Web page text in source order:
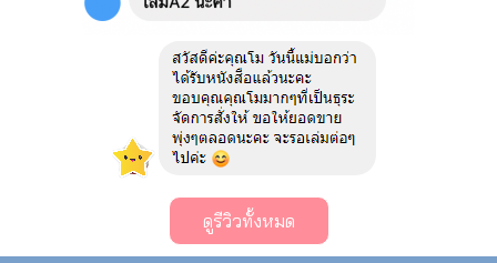
ดูรีวิวทั้งหมด